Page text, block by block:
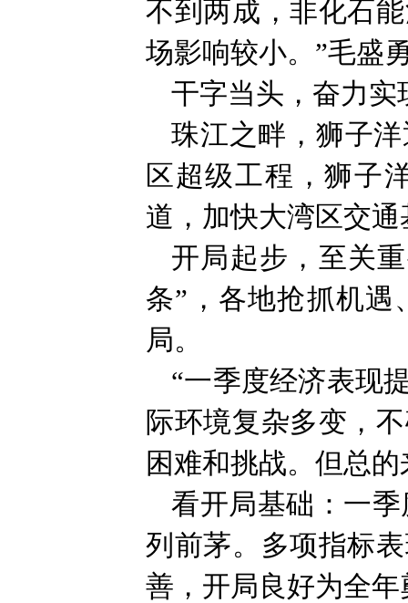
不到两成，非化石
场影响较小。”毛盛
干字当头，奋力实
珠江之畔，狮子
区超级工程，狮子
道，加快大湾区交
开局起步，至关
条”，各地抢抓机遇
局。
“一季度经济表现
际环境复杂多变，
困难和挑战。但总
看开局基础：一
列前茅。多项指标
善，开局良好为全